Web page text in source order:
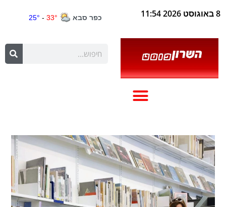
8 באוגוסט 2026 11:54